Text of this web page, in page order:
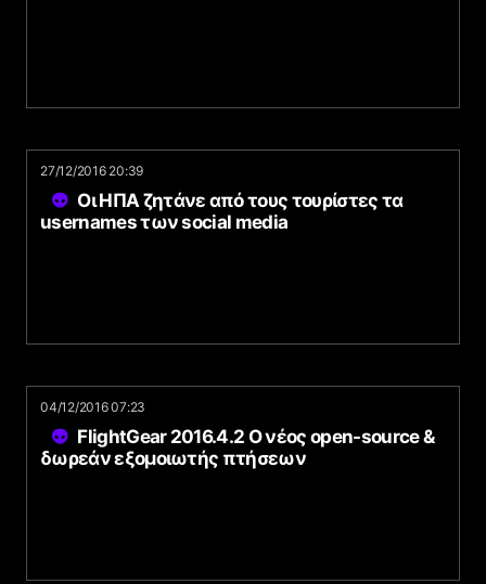
27/12/2016 20:39
Οι ΗΠΑ ζητάνε από τους τουρίστες τα
usernames των social media
04/12/2016 07:23
FlightGear 2016.4.2 Ο νέος open-source &
δωρεάν εξομοιωτής πτήσεων